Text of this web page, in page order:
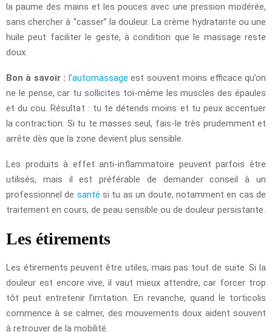
la paume des mains et les pouces avec une pression modérée,
sans chercher à “casser” la douleur. La crème hydratante ou une
huile peut faciliter le geste, à condition que le massage reste
doux.
Bon à savoir : l’automassage est souvent moins efficace qu’on
ne le pense, car tu sollicites toi-même les muscles des épaules
et du cou. Résultat : tu te détends moins et tu peux accentuer
la contraction. Si tu te masses seul, fais-le très prudemment et
arrête dès que la zone devient plus sensible.
Les produits à effet anti-inflammatoire peuvent parfois être
utilisés, mais il est préférable de demander conseil à un
professionnel de santé si tu as un doute, notamment en cas de
traitement en cours, de peau sensible ou de douleur persistante.
Les étirements
Les étirements peuvent être utiles, mais pas tout de suite. Si la
douleur est encore vive, il vaut mieux attendre, car forcer trop
tôt peut entretenir l’irritation. En revanche, quand le torticolis
commence à se calmer, des mouvements doux aident souvent
à retrouver de la mobilité.